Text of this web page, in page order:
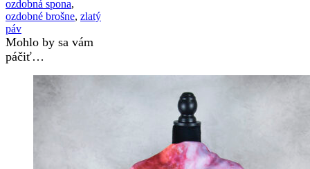
ozdobná spona,
ozdobné brošne, zlatý
páv
Mohlo by sa vám
páčiť…